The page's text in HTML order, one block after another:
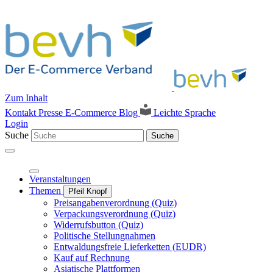
Zum Inhalt
Kontakt Presse E-Commerce Blog
Leichte Sprache
Login
Suche
Suche
Veranstaltungen
Themen
Pfeil Knopf
Preisangabenverordnung (Quiz)
Verpackungsverordnung (Quiz)
Widerrufsbutton (Quiz)
Politische Stellungnahmen
Entwaldungsfreie Lieferketten (EUDR)
Kauf auf Rechnung
Asiatische Plattformen